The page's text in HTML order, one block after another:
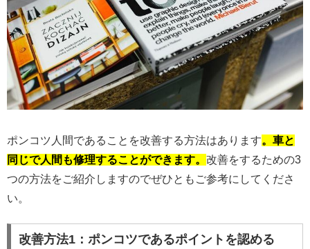
ポンコツ人間であることを改善する方法はあります。車と
同じで人間も修理することができます。 改善をするための3
つの方法をご紹介しますのでぜひともご参考にしてくださ
い。
改善方法1：ポンコツであるポイントを認める